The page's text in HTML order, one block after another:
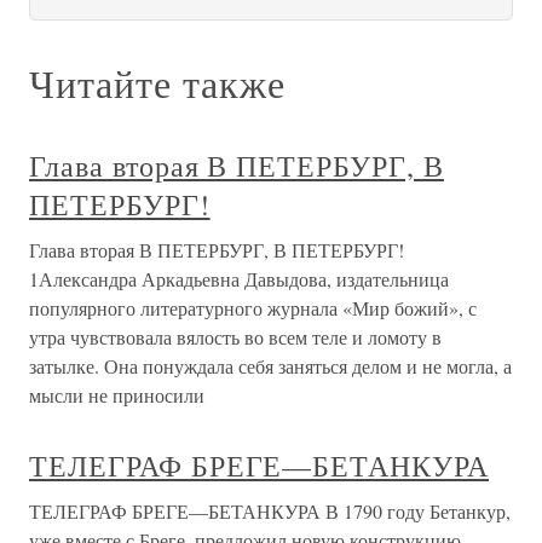
Читайте также
Глава вторая В ПЕТЕРБУРГ, В
ПЕТЕРБУРГ!
Глава вторая В ПЕТЕРБУРГ, В ПЕТЕРБУРГ!
1Александра Аркадьевна Давыдова, издательница
популярного литературного журнала «Мир божий», с
утра чувствовала вялость во всем теле и ломоту в
затылке. Она понуждала себя заняться делом и не могла, а
мысли не приносили
ТЕЛЕГРАФ БРЕГЕ—БЕТАНКУРА
ТЕЛЕГРАФ БРЕГЕ—БЕТАНКУРА В 1790 году Бетанкур,